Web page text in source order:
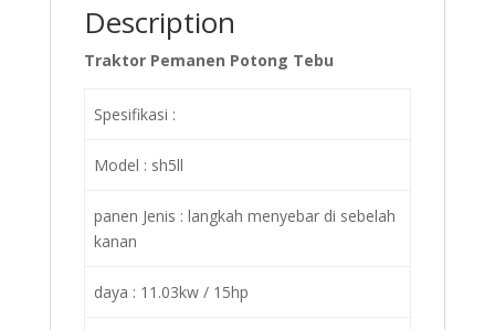
Description
Traktor Pemanen Potong Tebu
Spesifikasi :
Model : sh5ll
panen Jenis : langkah menyebar di sebelah
kanan
daya : 11.03kw / 15hp